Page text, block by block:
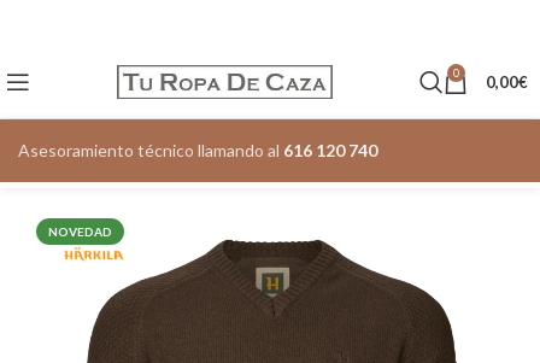
0 0,00€
Asesoramiento técnico llamando al 616 120 740
NOVEDAD